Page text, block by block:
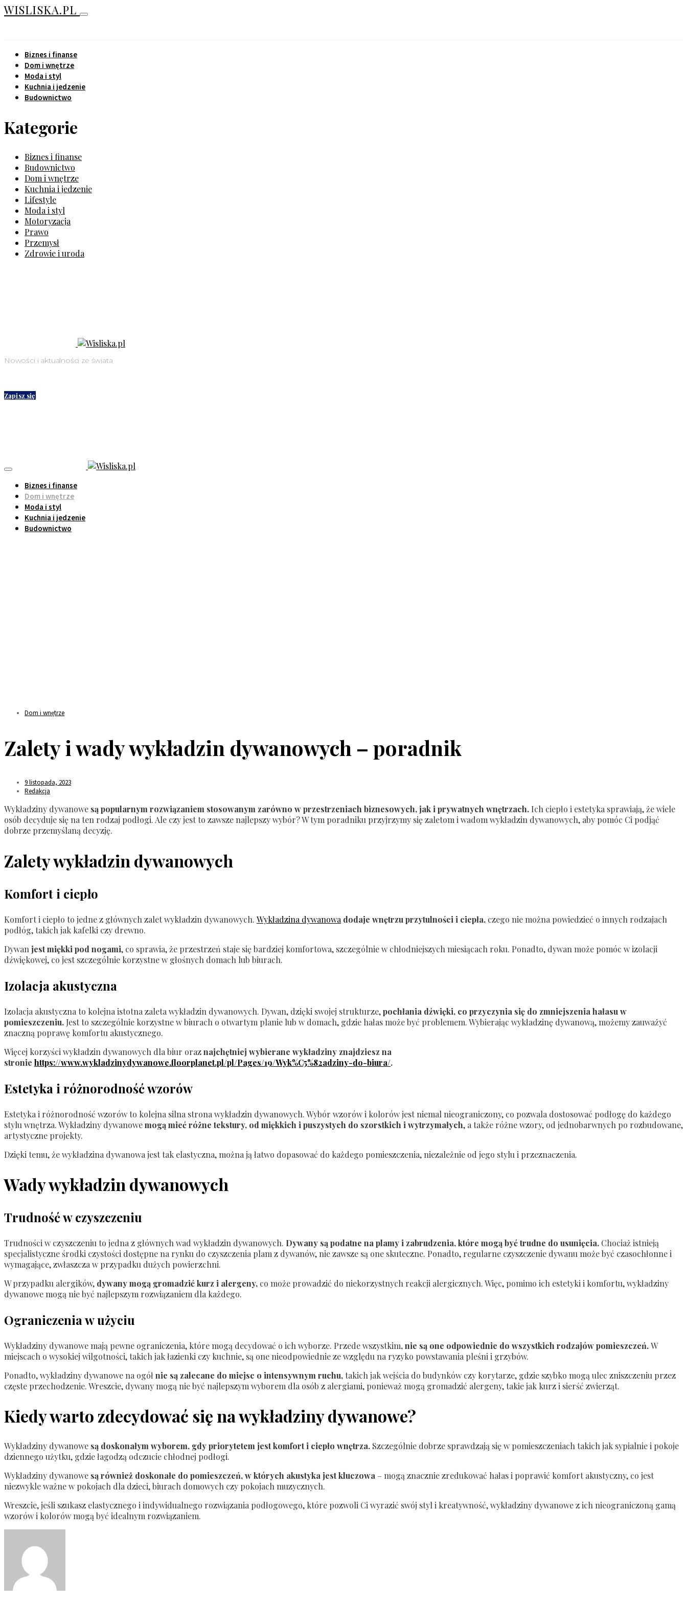
WISLISKA.PL
Biznes i finanse
Dom i wnętrze
Moda i styl
Kuchnia i jedzenie
Budownictwo
Kategorie
Biznes i finanse
Budownictwo
Dom i wnętrze
Kuchnia i jedzenie
Lifestyle
Moda i styl
Motoryzacja
Prawo
Przemysł
Zdrowie i uroda
Nowości i aktualności ze świata
Zapisz się
Biznes i finanse
Dom i wnętrze
Moda i styl
Kuchnia i jedzenie
Budownictwo
Dom i wnętrze
Zalety i wady wykładzin dywanowych – poradnik
9 listopada, 2023
Redakcja
Wykładziny dywanowe są popularnym rozwiązaniem stosowanym zarówno w przestrzeniach biznesowych, jak i prywatnych wnętrzach. Ich ciepło i estetyka sprawiają, że wiele
osób decyduje się na ten rodzaj podłogi. Ale czy jest to zawsze najlepszy wybór? W tym poradniku przyjrzymy się zaletom i wadom wykładzin dywanowych, aby pomóc Ci podjąć
dobrze przemyślaną decyzję.
Zalety wykładzin dywanowych
Komfort i ciepło
Komfort i ciepło to jedne z głównych zalet wykładzin dywanowych. Wykładzina dywanowa dodaje wnętrzu przytulności i ciepła, czego nie można powiedzieć o innych rodzajach
podłóg, takich jak kafelki czy drewno.
Dywan jest miękki pod nogami, co sprawia, że przestrzeń staje się bardziej komfortowa, szczególnie w chłodniejszych miesiącach roku. Ponadto, dywan może pomóc w izolacji
dźwiękowej, co jest szczególnie korzystne w głośnych domach lub biurach.
Izolacja akustyczna
Izolacja akustyczna to kolejna istotna zaleta wykładzin dywanowych. Dywan, dzięki swojej strukturze,pochłania dźwięki, co przyczynia się do zmniejszenia hałasu w
pomieszczeniu. Jest to szczególnie korzystne w biurach o otwartym planie lub w domach, gdzie hałas może być problemem. Wybierając wykładzinę dywanową, możemy zauważyć
znaczną poprawę komfortu akustycznego.
Więcej korzyści wykładzin dywanowych dla biur oraznajchętniej wybierane wykładziny znajdziesz na
stronie https://www.wykladzinydywanowe.floorplanet.pl/pl/Pages/19/Wyk%C5%82adziny-do-biura/.
Estetyka i różnorodność wzorów
Estetyka i różnorodność wzorów to kolejna silna strona wykładzin dywanowych. Wybór wzorów i kolorów jest niemal nieograniczony, co pozwala dostosować podłogę do każdego
stylu wnętrza. Wykładziny dywanowemogą mieć różne tekstury, od miękkich i puszystych do szorstkich i wytrzymałych, a także różne wzory, od jednobarwnych po rozbudowane,
artystyczne projekty.
Dzięki temu, że wykładzina dywanowa jest tak elastyczna, można ją łatwo dopasować do każdego pomieszczenia, niezależnie od jego stylu i przeznaczenia.
Wady wykładzin dywanowych
Trudność w czyszczeniu
Trudności w czyszczeniu to jedna z głównych wad wykładzin dywanowych. Dywany są podatne na plamy i zabrudzenia, które mogą być trudne do usunięcia. Chociaż istnieją
specjalistyczne środki czystości dostępne na rynku do czyszczenia plam z dywanów, nie zawsze są one skuteczne. Ponadto, regularne czyszczenie dywanu może być czasochłonne i
wymagające, zwłaszcza w przypadku dużych powierzchni.
W przypadku alergików, dywany mogą gromadzić kurz i alergeny, co może prowadzić do niekorzystnych reakcji alergicznych. Więc, pomimo ich estetyki i komfortu, wykładziny
dywanowe mogą nie być najlepszym rozwiązaniem dla każdego.
Ograniczenia w użyciu
Wykładziny dywanowe mają pewne ograniczenia, które mogą decydować o ich wyborze. Przede wszystkim, nie są one odpowiednie do wszystkich rodzajów pomieszczeń.W
miejscach o wysokiej wilgotności, takich jak łazienki czy kuchnie, są one nieodpowiednie ze względu na ryzyko powstawania pleśni i grzybów.
Ponadto, wykładziny dywanowe na ogółnie są zalecane do miejsc o intensywnym ruchu,takich jak wejścia do budynków czy korytarze, gdzie szybko mogą ulec zniszczeniu przez
częste przechodzenie. Wreszcie, dywany mogą nie być najlepszym wyborem dla osób z alergiami, ponieważ mogą gromadzić alergeny, takie jak kurz i sierść zwierząt.
Kiedy warto zdecydować się na wykładziny dywanowe?
Wykładziny dywanowe są doskonałym wyborem, gdy priorytetem jest komfort i ciepło wnętrza. Szczególnie dobrze sprawdzają się w pomieszczeniach takich jak sypialnie i pokoje
dziennego użytku, gdzie łagodzą odczucie chłodnej podłogi.
Wykładziny dywanowe są również doskonałe do pomieszczeń, w których akustyka jest kluczowa – mogą znacznie zredukować hałas i poprawić komfort akustyczny, co jest
niezwykle ważne w pokojach dla dzieci, biurach domowych czy pokojach muzycznych.
Wreszcie, jeśli szukasz elastycznego i indywidualnego rozwiązania podłogowego, które pozwoli Ci wyrazić swój styl i kreatywność, wykładziny dywanowe z ich nieograniczoną gamą
wzorów i kolorów mogą być idealnym rozwiązaniem.